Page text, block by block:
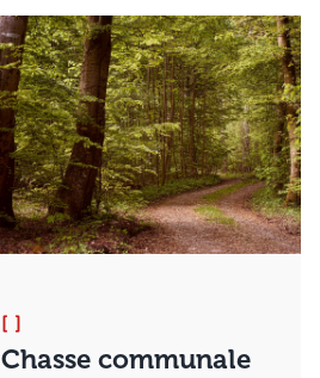
[ ]
Chasse communale